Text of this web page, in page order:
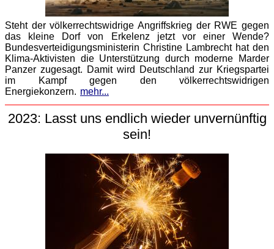
Steht der völkerrechtswidrige Angriffskrieg der RWE gegen
das kleine Dorf von Erkelenz jetzt vor einer Wende?
Bundesverteidigungsministerin Christine Lambrecht hat den
Klima-Aktivisten die Unterstützung durch moderne Marder
Panzer zugesagt. Damit wird Deutschland zur Kriegspartei
im Kampf gegen den völkerrechtswidrigen
Energiekonzern. mehr...
2023: Lasst uns endlich wieder unvernünftig
sein!